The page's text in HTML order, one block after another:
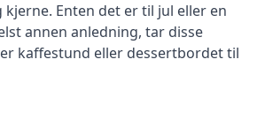
Enten det er til jul eller en
annen anledning, tar disse
kaffestund eller dessertbordet til